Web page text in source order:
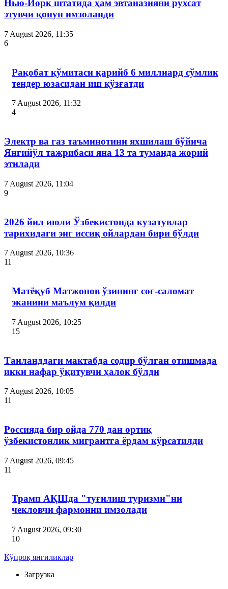
Нью-Йорк штатида ҳам эвтаназияни рухсат
этувчи қонун имзоланди
7 August 2026, 11:35
6
Рақобат қўмитаси қарийб 6 миллиард сўмлик
тендер юзасидан иш қўзғатди
7 August 2026, 11:32
4
Электр ва газ таъминотини яхшилаш бўйича
Янгийўл тажрибаси яна 13 та туманда жорий
этилади
7 August 2026, 11:04
9
2026 йил июли Ўзбекистонда кузатувлар
тарихидаги энг иссиқ ойлардан бири бўлди
7 August 2026, 10:36
11
Матёқуб Матжонов ўзининг соғ-саломат
эканини маълум қилди
7 August 2026, 10:25
15
Таиланддаги мактабда содир бўлган отишмада
икки нафар ўқитувчи ҳалок бўлди
7 August 2026, 10:05
11
Россияда бир ойда 770 дан ортиқ
ўзбекистонлик мигрантга ёрдам кўрсатилди
7 August 2026, 09:45
11
Трамп АҚШда "туғилиш туризми"ни
чекловчи фармонни имзолади
7 August 2026, 09:30
10
Кўпроқ янгиликлар
Загрузка